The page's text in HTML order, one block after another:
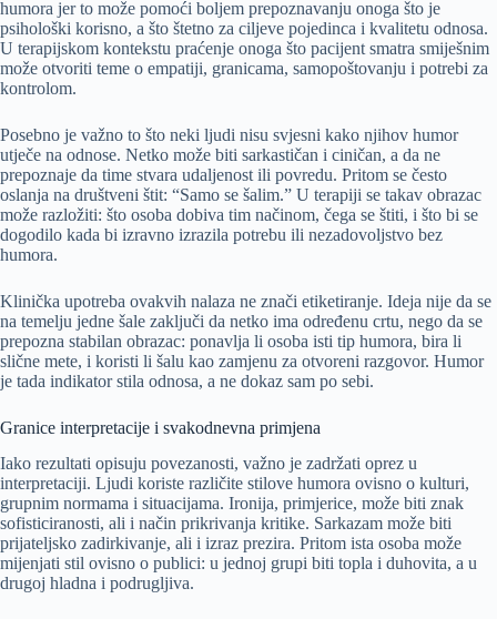
humora jer to može pomoći boljem prepoznavanju onoga što je
psihološki korisno, a što štetno za ciljeve pojedinca i kvalitetu odnosa.
U terapijskom kontekstu praćenje onoga što pacijent smatra smiješnim
može otvoriti teme o empatiji, granicama, samopoštovanju i potrebi za
kontrolom.
Posebno je važno to što neki ljudi nisu svjesni kako njihov humor
utječe na odnose. Netko može biti sarkastičan i ciničan, a da ne
prepoznaje da time stvara udaljenost ili povredu. Pritom se često
oslanja na društveni štit: “Samo se šalim.” U terapiji se takav obrazac
može razložiti: što osoba dobiva tim načinom, čega se štiti, i što bi se
dogodilo kada bi izravno izrazila potrebu ili nezadovoljstvo bez
humora.
Klinička upotreba ovakvih nalaza ne znači etiketiranje. Ideja nije da se
na temelju jedne šale zaključi da netko ima određenu crtu, nego da se
prepozna stabilan obrazac: ponavlja li osoba isti tip humora, bira li
slične mete, i koristi li šalu kao zamjenu za otvoreni razgovor. Humor
je tada indikator stila odnosa, a ne dokaz sam po sebi.
Granice interpretacije i svakodnevna primjena
Iako rezultati opisuju povezanosti, važno je zadržati oprez u
interpretaciji. Ljudi koriste različite stilove humora ovisno o kulturi,
grupnim normama i situacijama. Ironija, primjerice, može biti znak
sofisticiranosti, ali i način prikrivanja kritike. Sarkazam može biti
prijateljsko zadirkivanje, ali i izraz prezira. Pritom ista osoba može
mijenjati stil ovisno o publici: u jednoj grupi biti topla i duhovita, a u
drugoj hladna i podrugljiva.